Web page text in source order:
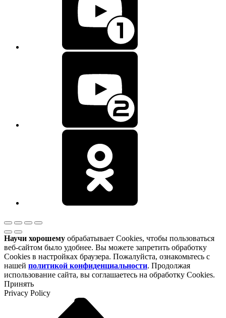
Научи хорошему обрабатывает Cookies, чтобы пользоваться
веб-сайтом было удобнее. Вы можете запретить обработку
Cookies в настройках браузера. Пожалуйста, ознакомьтесь с
нашей политикой конфиденциальности. Продолжая
использование сайта, вы соглашаетесь на обработку Cookies.
Принять
Privacy Policy